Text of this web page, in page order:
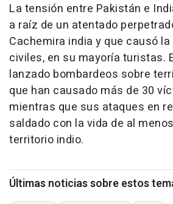
La tensión entre Pakistán e
a raíz de un atentado
Cachemira india y que causó
civiles, en su mayoría turistas.
lanzado bombardeos sobre
que han causado más de 30
mientras que sus ataques en
saldado con la vida de al
territorio indio.
Últimas noticias sobre estos